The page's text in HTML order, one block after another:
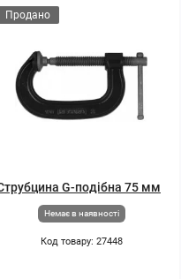
Продано
G-подібна 75 мм
Немає в наявності
Код товару: 27448